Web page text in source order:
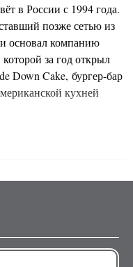
в России с 1994 года.
позже сетью из
основал компанию
за год открыл
Down Cake, бургер-бар
кухней